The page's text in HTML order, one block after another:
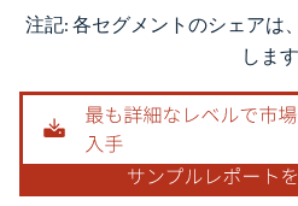
画像 © Mordor Intelligence。再利用には
注記: 各セグメントのシェアは
します